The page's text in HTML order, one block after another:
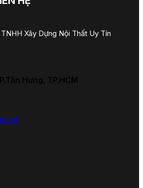
Xây Dựng Nội Thất Uy Tín
Hưng, TP.HCM